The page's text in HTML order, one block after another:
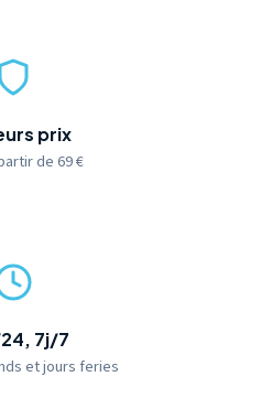
prix
de 69 €
7j/7
et jours feries